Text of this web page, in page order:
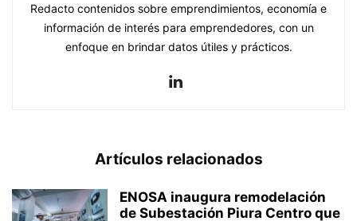
Redacto contenidos sobre emprendimientos, economía e
información de interés para emprendedores, con un
enfoque en brindar datos útiles y prácticos.
Artículos relacionados
ENOSA inaugura remodelación
de Subestación Piura Centro que